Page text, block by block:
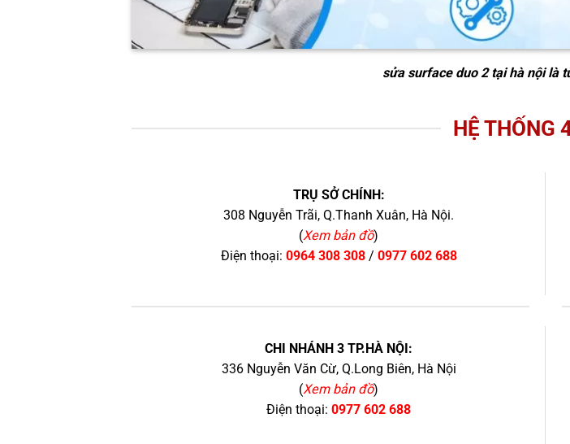
sửa surface duo 2 tại hà nộilà
HỆ THỐNG
TRỤ SỞ CHÍNH:
308 Nguyễn Trãi, Q.Thanh Xuân, Hà Nội.
(Xem bản đồ)
Điện thoại: 0964 308 308/ 0977 602 688
CHI NHÁNH 3 TP.HÀ NỘI:
336 Nguyễn Văn Cừ, Q.Long Biên, Hà Nội
(Xem bản đồ)
Điện thoại: 0977 602 688